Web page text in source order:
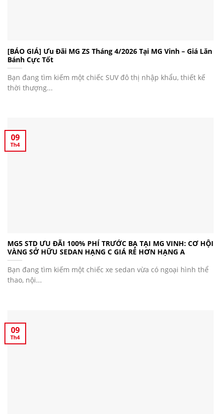
[BÁO GIÁ] Ưu Đãi MG ZS Tháng 4/2026 Tại MG Vinh – Giá Lăn
Bánh Cực Tốt
Bạn đang tìm kiếm một chiếc SUV đô thị nhập khẩu, thiết kế
thời thượng...
MG5 STD ƯU ĐÃI 100% PHÍ TRƯỚC BẠ TẠI MG VINH: CƠ HỘI
VÀNG SỞ HỮU SEDAN HẠNG C GIÁ RẺ HƠN HẠNG A
Bạn đang tìm kiếm một chiếc xe sedan vừa có ngoại hình thể
thao, nội...
09
Th4
09
Th4